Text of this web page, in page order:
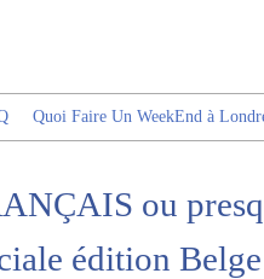
Quoi Faire Un WeekEnd à
ou
édition